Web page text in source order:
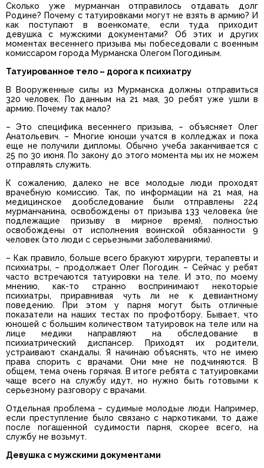
Сколько уже мурманчан отправилось отдавать долг
Родине? Почему с татуировками могут не взять в армию? И
как поступают в военкомате, если туда приходит
девушка с мужскими документами? Об этих и других
моментах весеннего призыва мы побеседовали с военным
комиссаром города Мурманска Олегом Погодиным.
Татуированное тело – дорога к психиатру
В Вооруженные силы из Мурманска должны отправиться
320 человек. По данным на 21 мая, 30 ребят уже ушли в
армию. Почему так мало?
– Это специфика весеннего призыва, – объясняет Олег
Анатольевич. – Многие юноши учатся в колледжах и пока
еще не получили дипломы. Обычно учеба заканчивается с
25 по 30 июня. По закону до этого момента мы их не можем
отправлять служить.
К сожалению, далеко не все молодые люди проходят
врачебную комиссию. Так, по информации на 21 мая, на
медицинское дообследование были отправлены 224
мурманчанина, освобождены от призыва 133 человека (не
подлежащие призыву в мирное время), полностью
освобождены от исполнения воинской обязанности 9
человек (это люди с серьезными заболеваниями).
– Как правило, больше всего бракуют хирурги, терапевты и
психиатры, – продолжает Олег Погодин. – Сейчас у ребят
часто встречаются татуировки на теле. И это, по моему
мнению, как-то странно воспринимают некоторые
психиатры, приравнивая чуть ли не к девиантному
поведению. При этом у парня могут быть отличные
показатели на наших тестах по профотбору. Бывает, что
юношей с большим количеством татуировок на теле или на
лице медики направляют на обследование в
психиатрический диспансер. Приходят их родители,
устраивают скандалы. Я начинаю объяснять, что не имею
права спорить с врачами. Они мне не подчиняются. В
общем, тема очень горячая. В итоге ребята с татуировками
чаще всего на службу идут, но нужно быть готовыми к
серьезному разговору с врачами.
Отдельная проблема – судимые молодые люди. Например,
если преступление было связано с наркотиками, то даже
после погашенной судимости парня, скорее всего, на
службу не возьмут.
Девушка с мужскими документами